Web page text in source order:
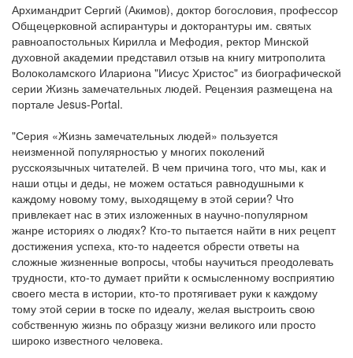
Архимандрит Сергий (Акимов), доктор богословия, профессор
Общецерковной аспирантуры и докторантуры им. святых
равноапостольных Кирилла и Мефодия, ректор Минской
духовной академии представил отзыв на книгу митрополита
Волоколамского Илариона "Иисус Христос" из биографической
серии Жизнь замечательных людей. Рецензия размещена на
портале Jesus-Portal.
"Серия «Жизнь замечательных людей» пользуется
неизменной популярностью у многих поколений
русскоязычных читателей. В чем причина того, что мы, как и
наши отцы и деды, не можем остаться равнодушными к
каждому новому тому, выходящему в этой серии? Что
привлекает нас в этих изложенных в научно-популярном
жанре историях о людях? Кто-то пытается найти в них рецепт
достижения успеха, кто-то надеется обрести ответы на
сложные жизненные вопросы, чтобы научиться преодолевать
трудности, кто-то думает прийти к осмысленному восприятию
своего места в истории, кто-то протягивает руки к каждому
тому этой серии в тоске по идеалу, желая выстроить свою
собственную жизнь по образцу жизни великого или просто
широко известного человека.